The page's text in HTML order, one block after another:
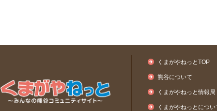
くまがやねっとTOP
熊谷について
くまがやねっと情報局
くまがやねっとについ